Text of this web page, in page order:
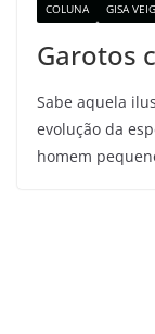
COLUNA GISA
Garotos
Sabe aquela
evolução da
homem